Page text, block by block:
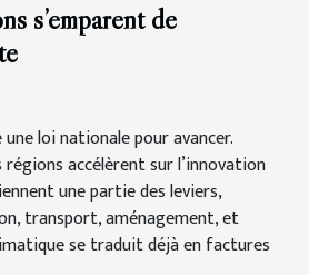
s’emparent de
loi nationale pour avancer.
accélèrent sur l’innovation
une partie des leviers,
transport, aménagement, et
se traduit déjà en factures